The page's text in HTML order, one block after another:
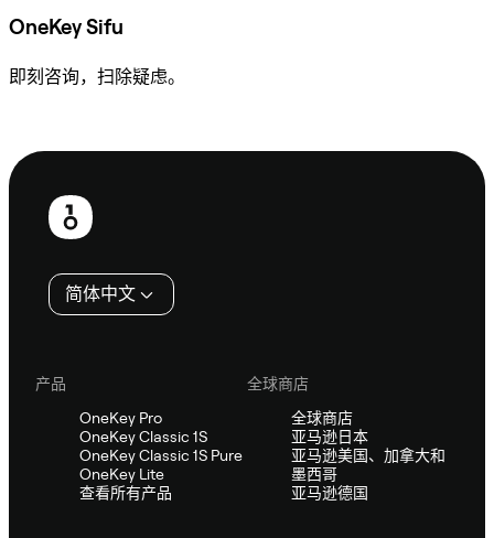
OneKey Sifu
即刻咨询，扫除疑虑。
页
简体中文
产品
OneKey Pro
OneKey Classic 1S
OneKey Classic 1S Pure
OneKey Lite
查看所有产品
全球商店
全球商店
亚马逊日本
亚马逊美国、加拿大和
墨西哥
亚马逊德国